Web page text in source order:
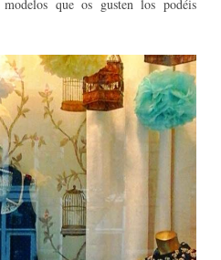
que os gusten los podéis